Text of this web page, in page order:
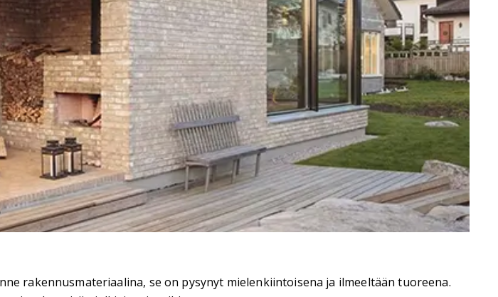
rakennusmateriaalina, se on pysynyt mielenkiintoisena ja ilmeeltään tuoreena.